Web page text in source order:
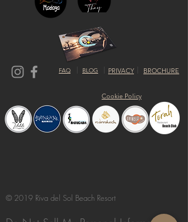
FAQ BLOG PRIVACY BROCHURE
Cookie Policy
© 2019 Riva del Sol Beach Resort